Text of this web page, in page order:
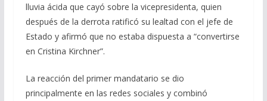
lluvia ácida que cayó sobre la vicepresidenta, quien
después de la derrota ratificó su lealtad con el jefe de
Estado y afirmó que no estaba dispuesta a “convertirse
en Cristina Kirchner”.
La reacción del primer mandatario se dio
principalmente en las redes sociales y combinó